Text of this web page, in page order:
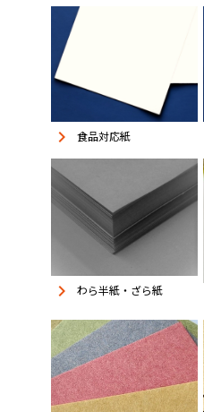
keyboard_arrow_right 食品対応紙
keyboard_arrow_right わら半紙・ざら紙